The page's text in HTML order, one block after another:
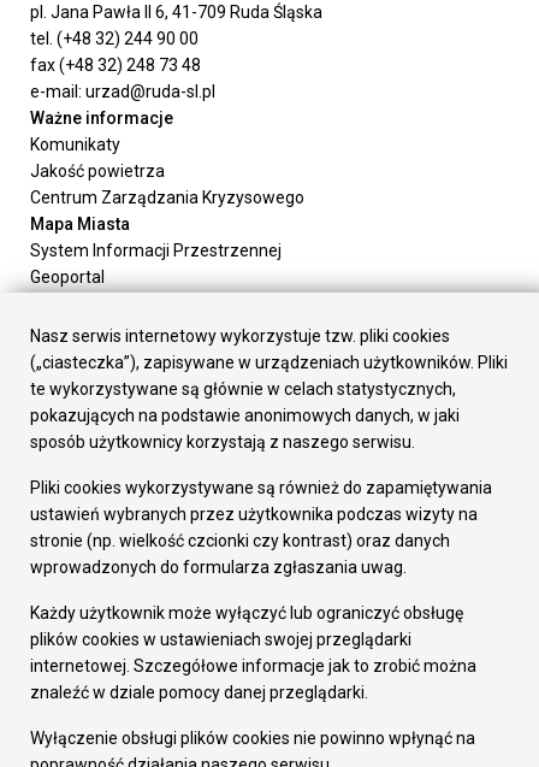
pl. Jana Pawła II 6, 41-709 Ruda Śląska
tel. (+48 32) 244 90 00
fax (+48 32) 248 73 48
e-mail: urzad@ruda-sl.pl
Ważne informacje
Komunikaty
Jakość powietrza
Centrum Zarządzania Kryzysowego
Mapa Miasta
System Informacji Przestrzennej
Geoportal
Załatw sprawę
Prezydent Miasta
Rada Miasta
Wydziały
Elektroniczna Skrzynka Podawcza
Gospodarka
Fundusze europejskie
Środki krajowe
Oferty inwestycyjne
Pozostałe
Deklaracja dostępności
Dane osobowe
Dodaj opinię o witrynie
Nasz serwis internetowy wykorzystuje tzw. pliki cookies
(„ciasteczka”), zapisywane w urządzeniach użytkowników. Pliki
te wykorzystywane są głównie w celach statystycznych,
pokazujących na podstawie anonimowych danych, w jaki
sposób użytkownicy korzystają z naszego serwisu.
Pliki cookies wykorzystywane są również do zapamiętywania
ustawień wybranych przez użytkownika podczas wizyty na
stronie (np. wielkość czcionki czy kontrast) oraz danych
wprowadzonych do formularza zgłaszania uwag.
Każdy użytkownik może wyłączyć lub ograniczyć obsługę
plików cookies w ustawieniach swojej przeglądarki
internetowej. Szczegółowe informacje jak to zrobić można
znaleźć w dziale pomocy danej przeglądarki.
Wyłączenie obsługi plików cookies nie powinno wpłynąć na